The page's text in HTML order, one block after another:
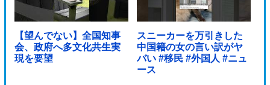
【望んでない】全国知事
会、政府へ多文化共生実
現を要望
スニーカーを万引きした
中国籍の女の言い訳がヤ
バい #移民 #外国人 #ニュ
ース